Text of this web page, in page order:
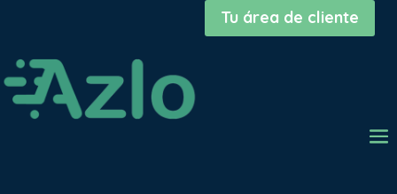
Tu área de cliente